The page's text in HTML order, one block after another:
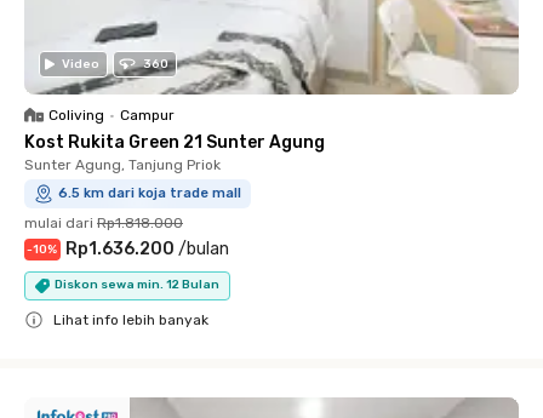
Video 360
Coliving • Campur
Kost Rukita Green 21 Sunter Agung
Sunter Agung, Tanjung Priok
6.5 km dari koja trade mall
mulai dari Rp1.818.000
-10% Rp1.636.200 /bulan
Diskon sewa min. 12 Bulan
Lihat info lebih banyak